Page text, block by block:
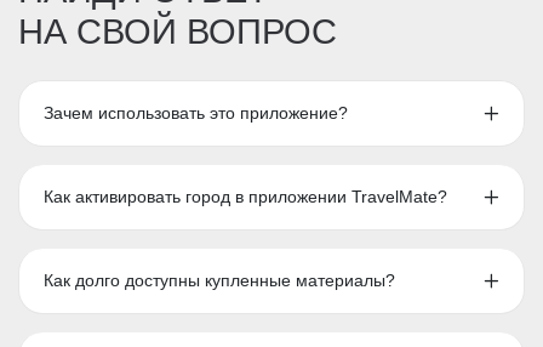
НА СВОЙ ВОПРОС
Зачем использовать это приложение?
Как активировать город в приложении TravelMate?
Как долго доступны купленные материалы?